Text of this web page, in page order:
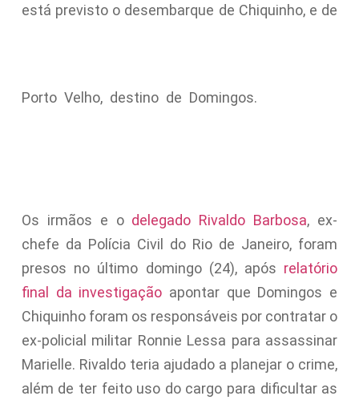
está previsto o desembarque de Chiquinho, e de
Porto Velho, destino de Domingos.
Os irmãos e o delegado Rivaldo Barbosa, ex-
chefe da Polícia Civil do Rio de Janeiro, foram
presos no último domingo (24), após relatório
final da investigação apontar que Domingos e
Chiquinho foram os responsáveis por contratar o
ex-policial militar Ronnie Lessa para assassinar
Marielle. Rivaldo teria ajudado a planejar o crime,
além de ter feito uso do cargo para dificultar as